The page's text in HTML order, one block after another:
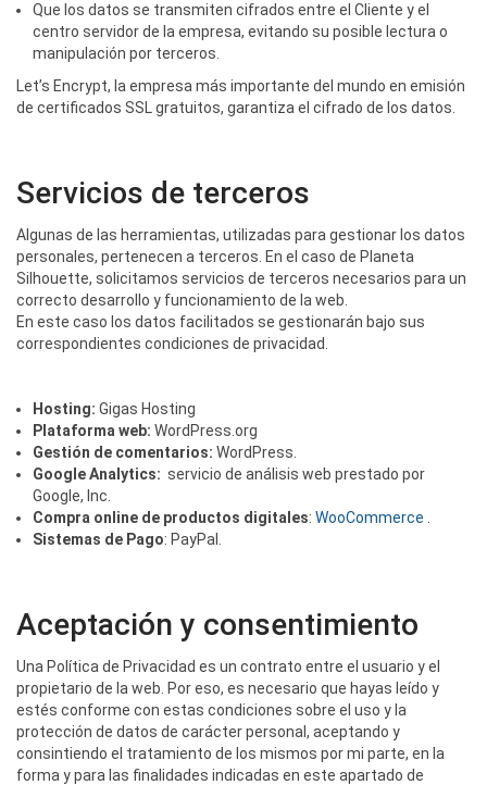
Que los datos se transmiten cifrados entre el Cliente y el
centro servidor de la empresa, evitando su posible lectura o
manipulación por terceros.
Let’s Encrypt, la empresa más importante del mundo en emisión
de certificados SSL gratuitos, garantiza el cifrado de los datos.
Servicios de terceros
Algunas de las herramientas, utilizadas para gestionar los datos
personales, pertenecen a terceros. En el caso de Planeta
Silhouette, solicitamos servicios de terceros necesarios para un
correcto desarrollo y funcionamiento de la web.
En este caso los datos facilitados se gestionarán bajo sus
correspondientes condiciones de privacidad.
Hosting: Gigas Hosting
Plataforma web: WordPress.org
Gestión de comentarios: WordPress.
Google Analytics: servicio de análisis web prestado por
Google, Inc.
Compra online de productos digitales: WooCommerce
Sistemas de Pago: PayPal.
Aceptación y consentimiento
Una Política de Privacidad es un contrato entre el usuario y el
propietario de la web. Por eso, es necesario que hayas leído y
estés conforme con estas condiciones sobre el uso y la
protección de datos de carácter personal, aceptando y
consintiendo el tratamiento de los mismos por mi parte, en la
forma y para las finalidades indicadas en este apartado de